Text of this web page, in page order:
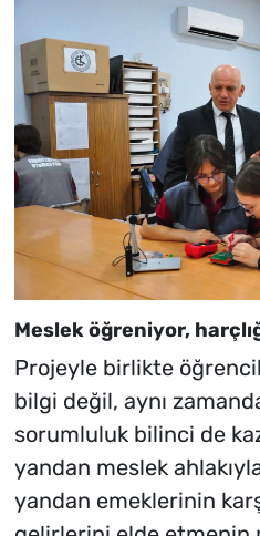
Meslek öğreniyor,
Projeyle birlikte
bilgi değil, aynı
sorumluluk bilinci de
yandan meslek
yandan emeklerinin